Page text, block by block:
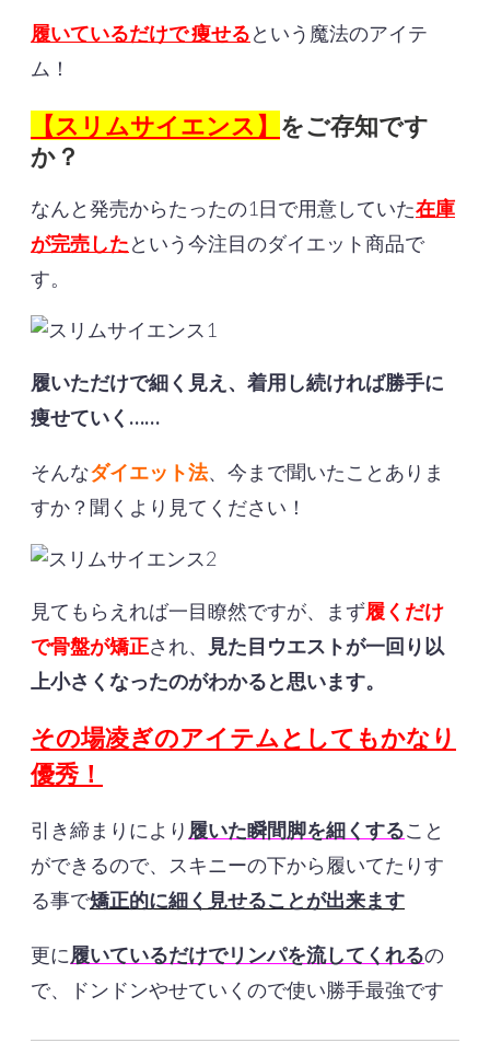
履いているだけで 痩せるという魔法のアイテ
ム！
【スリムサイエンス】 をご存知です
か？
なんと発売からたったの1日で用意していた在庫
が完売したという今注目のダイエット商品で
す。
履いただけで細く見え、着用し続ければ勝手に
痩せていく……
そんなダイエット法、今まで聞いたことありま
すか？聞くより見てください！
見てもらえれば一目瞭然ですが、まず履くだけ
で骨盤が矯正され、
見た目ウエストが一回り以
上小さくなったのがわかると思います。
その場凌ぎのアイテムとしてもかなり
優秀！
引き締まりにより 履いた瞬間脚を細くすること
ができるので、スキニーの下から履いてたりす
る事で矯正的に細く見せることが出来ます
更に履いているだけでリンパを流してくれるの
で、ドンドンやせていくので使い勝手最強です